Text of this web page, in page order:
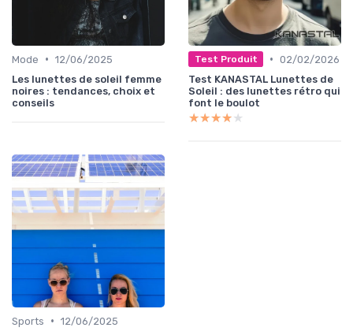
Mode • 12/06/2025
Les lunettes de soleil femme
noires : tendances, choix et
conseils
Test Produit • 02/02/2026
Test KANASTAL Lunettes de
Soleil : des lunettes rétro qui
font le boulot
★★★★★
★★★★★
Sports • 12/06/2025